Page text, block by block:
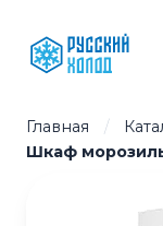
содержимому
Главная /
Шкаф